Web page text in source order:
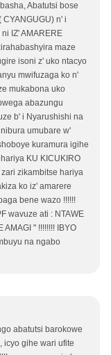
Abatutsi bose
CYANGUGU) n' i
IZ' AMARERE
maze
isoni z' uko ntacyo
mwifuzaga ko n'
mukabona uko
abazungu
b' i Nyarushishi na
umubare w'
kuramura igihe
KU KICUKIRO
zikambitse hariya
ko iz' amarere
bene wazo !!!!!!
wavuze ati : NTAWE
AMAGI " !!!!!!!! IBYO
na ngabo
abatutsi barokowe
icyo gihe wari ufite